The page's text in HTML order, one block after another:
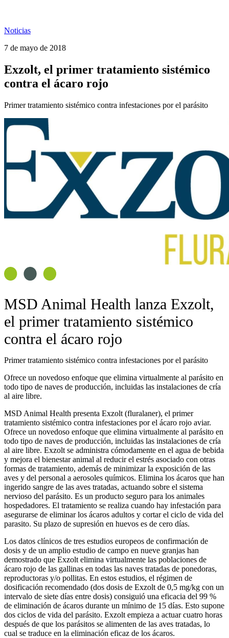
Noticias
7 de mayo de 2018
Exzolt, el primer tratamiento sistémico
contra el ácaro rojo
Primer tratamiento sistémico contra infestaciones por el parásito
MSD Animal Health lanza Exzolt,
el primer tratamiento sistémico
contra el ácaro rojo
Primer tratamiento sistémico contra infestaciones por el parásito
Ofrece un novedoso enfoque que elimina virtualmente al parásito en
todo tipo de naves de producción, incluidas las instalaciones de cría
al aire libre.
MSD Animal Health presenta Exzolt (fluralaner), el primer
tratamiento sistémico contra infestaciones por el ácaro rojo aviar.
Ofrece un novedoso enfoque que elimina virtualmente al parásito en
todo tipo de naves de producción, incluidas las instalaciones de cría
al aire libre. Exzolt se administra cómodamente en el agua de bebida
y mejora el bienestar animal al reducir el estrés asociado con otras
formas de tratamiento, además de minimizar la exposición de las
aves y del personal a aerosoles químicos. Elimina los ácaros que han
ingerido sangre de las aves tratadas, actuando sobre el sistema
nervioso del parásito. Es un producto seguro para los animales
hospedadores. El tratamiento se realiza cuando hay infestación para
asegurarse de eliminar los ácaros adultos y cortar el ciclo de vida del
parasito. Su plazo de supresión en huevos es de cero días.
Los datos clínicos de tres estudios europeos de confirmación de
dosis y de un amplio estudio de campo en nueve granjas han
demostrado que Exzolt elimina virtualmente las poblaciones de
ácaro rojo de las gallinas en todas las naves tratadas de ponedoras,
reproductoras y/o pollitas. En estos estudios, el régimen de
dosificación recomendado (dos dosis de Exzolt de 0,5 mg/kg con un
intervalo de siete días entre dosis) consiguió una eficacia del 99 %
de eliminación de ácaros durante un mínimo de 15 días. Esto supone
dos ciclos de vida del parásito. Exzolt empieza a actuar cuatro horas
después de que los parásitos se alimenten de las aves tratadas, lo
cual se traduce en la eliminación eficaz de los ácaros.